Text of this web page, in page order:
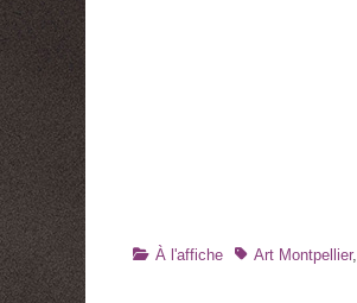
Catégories
À l'affiche TagsArt Montpellier,